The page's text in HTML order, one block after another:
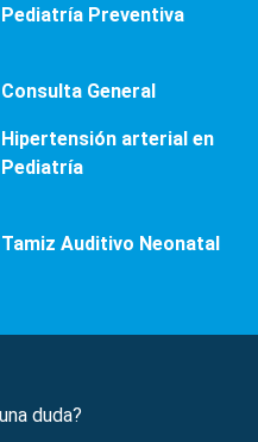
Pediatría Preventiva
Consulta General
Hipertensión arterial en
Pediatría
Tamiz Auditivo Neonatal
duda?